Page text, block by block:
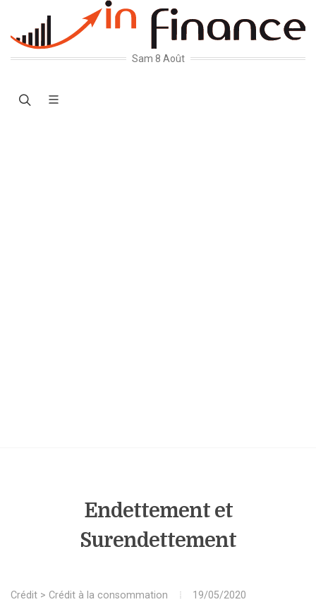
Sam 8 Août
Endettement et
Surendettement
Crédit > Crédit à la consommation
19/05/2020